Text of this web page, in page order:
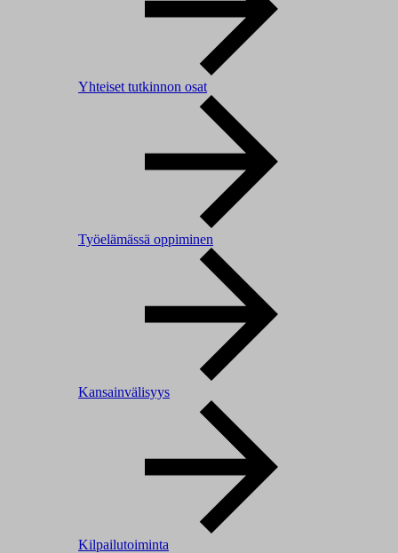
Yhteiset tutkinnon osat
Työelämässä oppiminen
Kansainvälisyys
Kilpailutoiminta